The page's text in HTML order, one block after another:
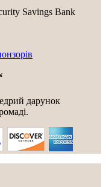
Savings Bank
дарунок